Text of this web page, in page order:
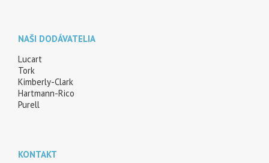
NAŠI DODÁVATELIA
Lucart
Tork
Kimberly-Clark
Hartmann-Rico
Purell
KONTAKT